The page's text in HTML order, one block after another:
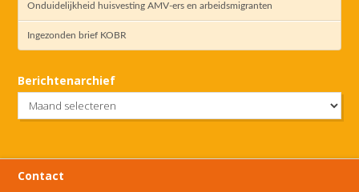
Onduidelijkheid huisvesting AMV-ers en arbeidsmigranten
Ingezonden brief KOBR
Berichtenarchief
Contact